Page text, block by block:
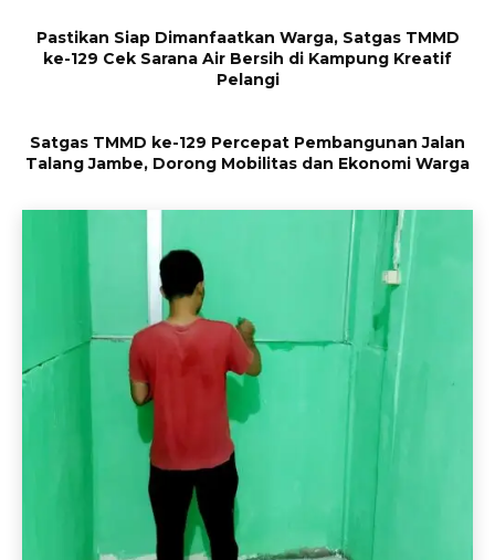
Pastikan Siap Dimanfaatkan Warga, Satgas TMMD
ke-129 Cek Sarana Air Bersih di Kampung Kreatif
Pelangi
Satgas TMMD ke-129 Percepat Pembangunan Jalan
Talang Jambe, Dorong Mobilitas dan Ekonomi Warga